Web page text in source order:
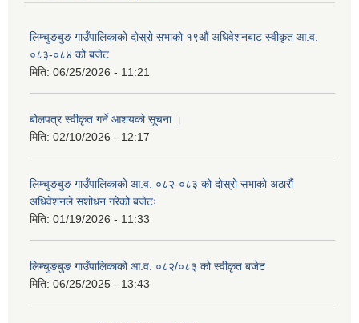
लिम्चुङबुङ गाउँपालिकाको दोस्रो सभाको १९औं अधिवेशनबाट स्वीकृत आ.व.
०८३-०८४ को बजेट
मिति: 06/25/2026 - 11:21
बोलपत्र स्वीकृत गर्ने आशयको सूचना ।
मिति: 02/10/2026 - 12:17
लिम्चुङबुङ गाउँपालिकाको आ.व. ०८२-०८३ को दोस्रो सभाको अठारौं
अधिवेशनले संशोधन गरेको बजेटः
मिति: 01/19/2026 - 11:33
लिम्चुङबुङ गाउँपालिकाको आ.व. ०८२/०८३ को स्वीकृत बजेट
मिति: 06/25/2025 - 13:43